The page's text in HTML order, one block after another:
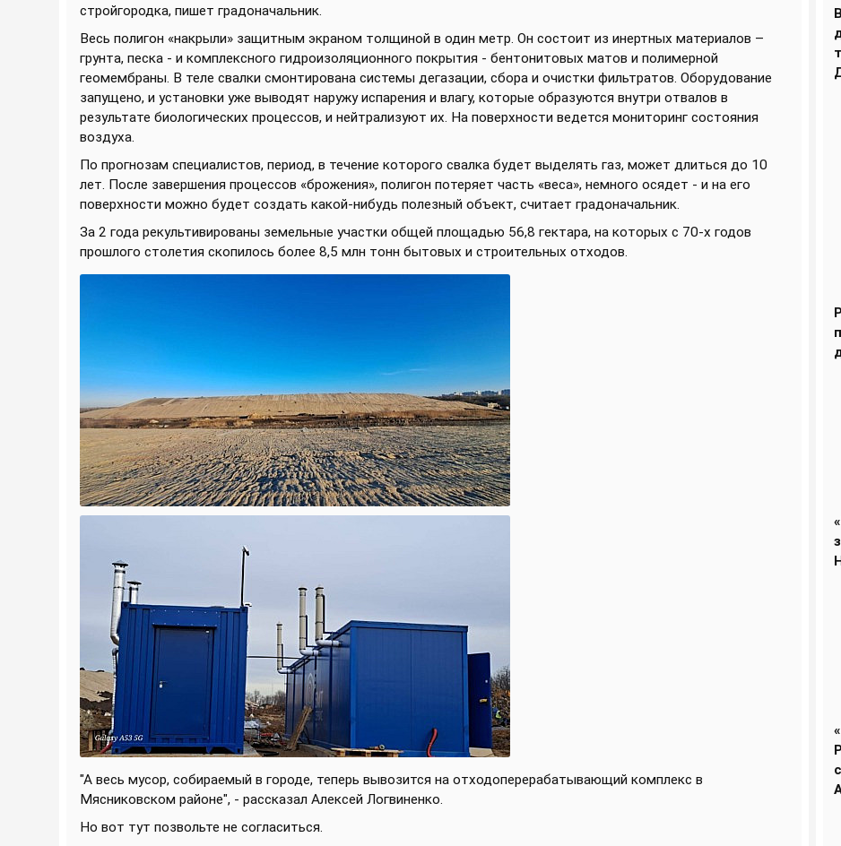
стройгородка, пишет градоначальник.
Весь полигон «накрыли» защитным экраном толщиной в один метр. Он состоит из инертных материалов –
грунта, песка - и комплексного гидроизоляционного покрытия - бентонитовых матов и полимерной
геомембраны. В теле свалки смонтирована системы дегазации, сбора и очистки фильтратов. Оборудование
запущено, и установки уже выводят наружу испарения и влагу, которые образуются внутри отвалов в
результате биологических процессов, и нейтрализуют их. На поверхности ведется мониторинг состояния
воздуха.
По прогнозам специалистов, период, в течение которого свалка будет выделять газ, может длиться до 10
лет. После завершения процессов «брожения», полигон потеряет часть «веса», немного осядет - и на его
поверхности можно будет создать какой-нибудь полезный объект, считает градоначальник.
За 2 года рекультивированы земельные участки общей площадью 56,8 гектара, на которых с 70-х годов
прошлого столетия скопилось более 8,5 млн тонн бытовых и строительных отходов.
"А весь мусор, собираемый в городе, теперь вывозится на отходоперерабатывающий комплекс в
Мясниковском районе", - рассказал Алексей Логвиненко.
Но вот тут позвольте не согласиться.